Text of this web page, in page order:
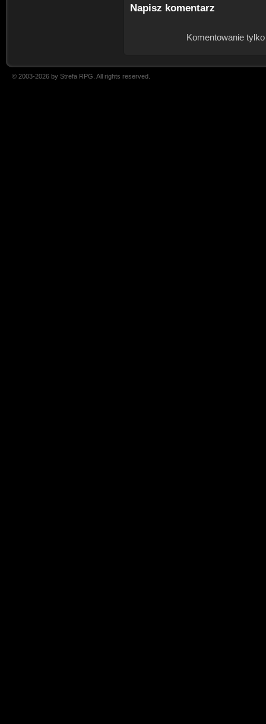
Napisz komentarz
Komentowanie
© 2003-2026 by Strefa RPG. All rights reserved.